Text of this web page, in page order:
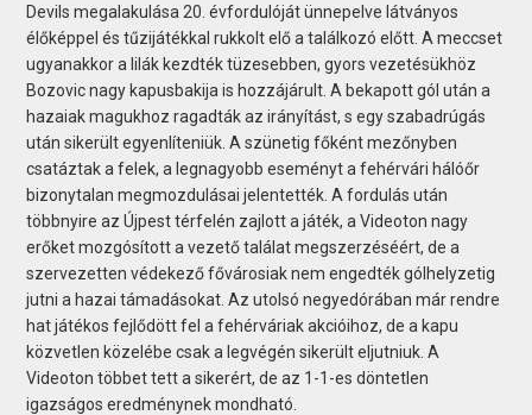
Devils megalakulása 20. évfordulóját ünnepelve látványos
élőképpel és tűzijátékkal rukkolt elő a találkozó előtt. A meccset
ugyanakkor a lilák kezdték tüzesebben, gyors vezetésükhöz
Bozovic nagy kapusbakija is hozzájárult. A bekapott gól után a
hazaiak magukhoz ragadták az irányítást, s egy szabadrúgás
után sikerült egyenlíteniük. A szünetig főként mezőnyben
csatáztak a felek, a legnagyobb eseményt a fehérvári hálóőr
bizonytalan megmozdulásai jelentették. A fordulás után
többnyire az Újpest térfelén zajlott a játék, a Videoton nagy
erőket mozgósított a vezető találat megszerzéséért, de a
szervezetten védekező fővárosiak nem engedték gólhelyzetig
jutni a hazai támadásokat. Az utolsó negyedórában már rendre
hat játékos fejlődött fel a fehérváriak akcióihoz, de a kapu
közvetlen közelébe csak a legvégén sikerült eljutniuk. A
Videoton többet tett a sikerért, de az 1-1-es döntetlen
igazságos eredménynek mondható.